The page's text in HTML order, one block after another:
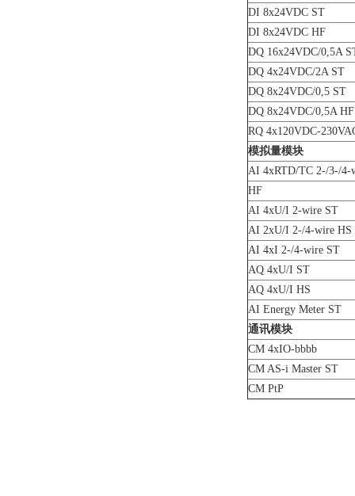
DI 8x24VDC ST
DI 8x24VDC HF
DQ 16x24VDC/0,5A
DQ 4x24VDC/2A ST
DQ 8x24VDC/0,5 ST
DQ 8x24VDC/0,5A HF
RQ 4x120VDC-
模拟量模块
AI 4xRTD/TC 2-/3-/4-
HF
AI 4xU/I 2-wire ST
AI 2xU/I 2-/4-wire HS
AI 4xI 2-/4-wire ST
AQ 4xU/I ST
AQ 4xU/I HS
AI Energy Meter ST
通讯模块
CM 4xIO-bbbb
CM AS-i Master ST
CM PtP